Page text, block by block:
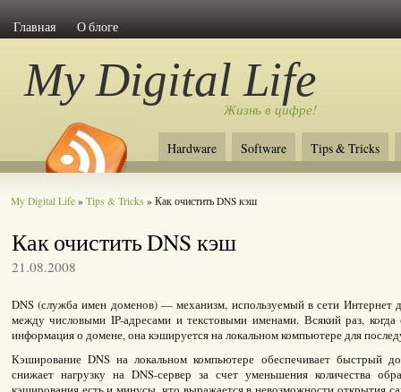
Главная О блоге
My Digital Life
Жизнь в цифре!
Hardware Software Tips & Tricks
My Digital Life » Tips & Tricks » Как очистить DNS кэш
Как очистить DNS кэш
21.08.2008
DNS (служба имен доменов) — механизм, используемый в сети Интернет
между числовыми IP-адресами и текстовыми именами. Всякий раз, когда
информация о домене, она кэшируется на локальном компьютере для
Кэширование DNS на локальном компьютере обеспечивает быстрый
снижает нагрузку на DNS-сервер за счет уменьшения количества